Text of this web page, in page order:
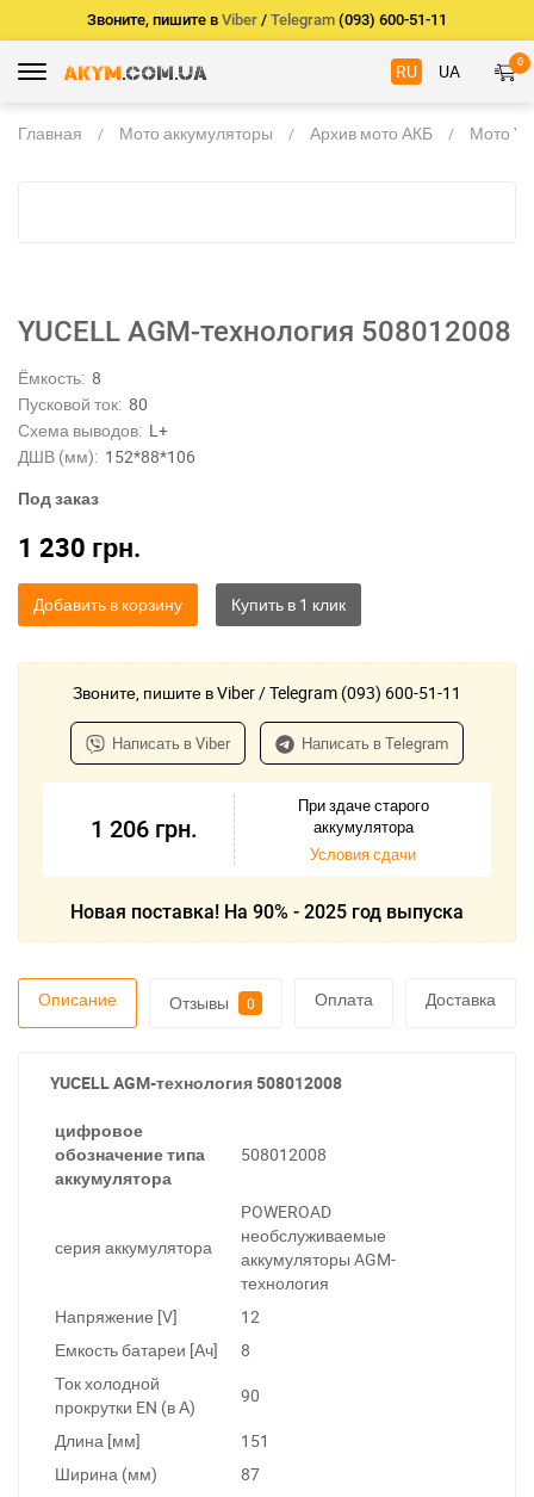
Звоните, пишите в Viber / Telegram (093) 600-51-11
RU UA 0
Главная Мото аккумуляторы Архив мото АКБ Мото
YUCELL AGM-технология 508012008
Ёмкость: 8
Пусковой ток: 80
Схема выводов: L+
ДШВ (мм): 152*88*106
Под заказ
1 230 грн.
Добавить в корзину
Звоните, пишите в Viber / Telegram (093) 600-51-11
Написать в Viber Написать в Telegram
1 206 грн.
При здаче старого
аккумулятора
Условия сдачи
Новая поставка! На 90% - 2025 год выпуска
Описание Отзывы 0 Оплата Доставка
YUCELL AGM-технология 508012008
цифровое
обозначение типа
аккумулятора
508012008
серия аккумулятора
POWEROAD
необслуживаемые
аккумуляторы AGM-
технология
Напряжение [V]
12
Емкость батареи [Ач]
8
Ток холодной
прокрутки EN (в А)
90
Длина [мм]
151
Ширина (мм)
87